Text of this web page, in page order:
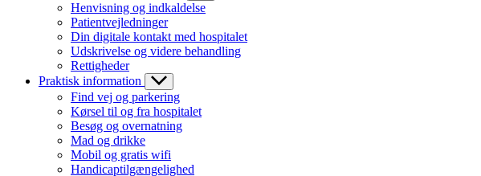
Henvisning og indkaldelse
Patientvejledninger
Din digitale kontakt med hospitalet
Udskrivelse og videre behandling
Rettigheder
Praktisk information
Find vej og parkering
Kørsel til og fra hospitalet
Besøg og overnatning
Mad og drikke
Mobil og gratis wifi
Handicaptilgængelighed